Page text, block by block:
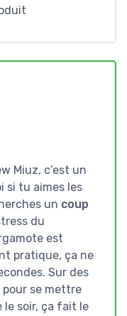
Miuz, c’est un
si tu aimes les
un coup
du
est
pratique, ça ne
Sur des
pour se mettre
le soir, ça fait le